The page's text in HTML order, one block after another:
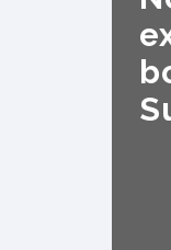
S'INSCRIRE